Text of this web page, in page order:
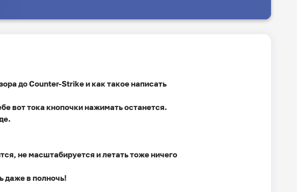
до Counter-Strike и как такое написать
вот тока кнопочки нажимать останется.
не масштабируется и летать тоже ничего
даже в полночь!